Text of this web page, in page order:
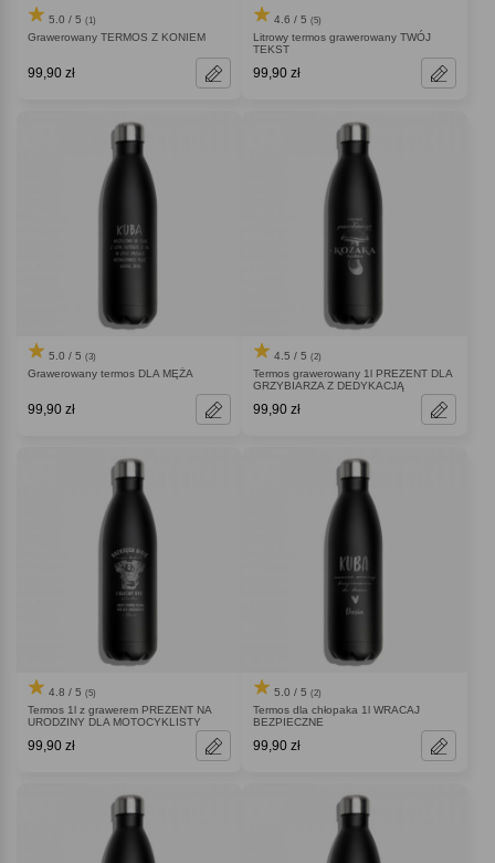
5.0 / 5 (1)
Grawerowany TERMOS Z KONIEM
99,90 zł
4.6 / 5 (5)
Litrowy termos grawerowany TWÓJ
TEKST
99,90 zł
5.0 / 5 (3)
Grawerowany termos DLA MĘŻA
99,90 zł
4.5 / 5 (2)
Termos grawerowany 1l PREZENT DLA
GRZYBIARZA Z DEDYKACJĄ
99,90 zł
4.8 / 5 (5)
Termos 1l z grawerem PREZENT NA
URODZINY DLA MOTOCYKLISTY
99,90 zł
5.0 / 5 (2)
Termos dla chłopaka 1l WRACAJ
BEZPIECZNE
99,90 zł